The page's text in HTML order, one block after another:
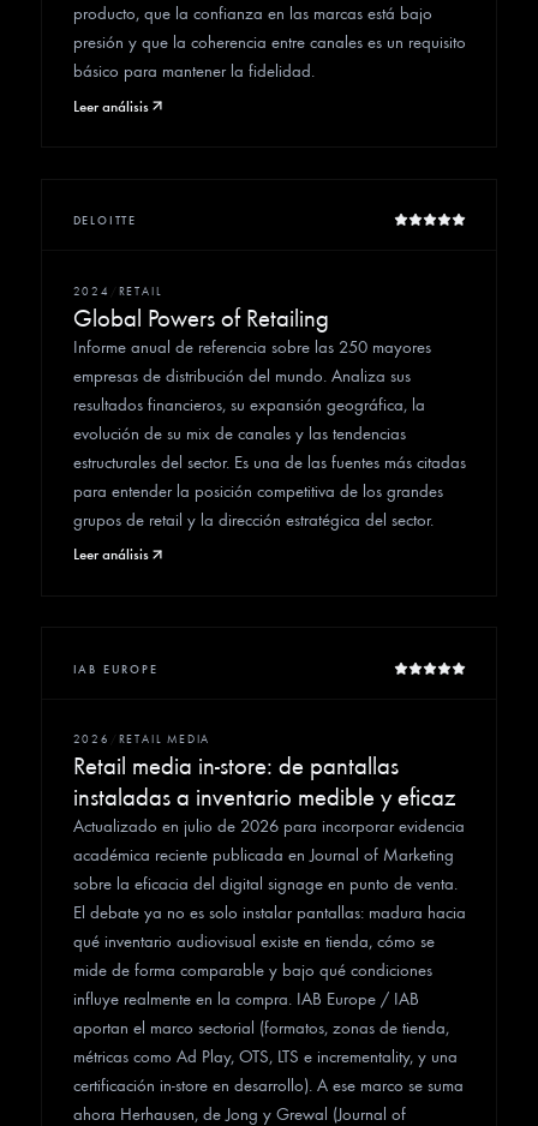
producto, que la confianza en las marcas está bajo
presión y que la coherencia entre canales es un requisito
básico para mantener la fidelidad.
Leer análisis
DELOITTE
2024 RETAIL
Global Powers of Retailing
Informe anual de referencia sobre las 250 mayores
empresas de distribución del mundo. Analiza sus
resultados financieros, su expansión geográfica, la
evolución de su mix de canales y las tendencias
estructurales del sector. Es una de las fuentes más citadas
para entender la posición competitiva de los grandes
grupos de retail y la dirección estratégica del sector.
Leer análisis
IAB EUROPE
2026 RETAIL MEDIA
Retail media in-store: de pantallas
instaladas a inventario medible y eficaz
Actualizado en julio de 2026 para incorporar evidencia
académica reciente publicada en Journal of Marketing
sobre la eficacia del digital signage en punto de venta.
El debate ya no es solo instalar pantallas: madura hacia
qué inventario audiovisual existe en tienda, cómo se
mide de forma comparable y bajo qué condiciones
influye realmente en la compra. IAB Europe / IAB
aportan el marco sectorial (formatos, zonas de tienda,
métricas como Ad Play, OTS, LTS e incrementality, y una
certificación in-store en desarrollo). A ese marco se suma
ahora Herhausen, de Jong y Grewal (Journal of